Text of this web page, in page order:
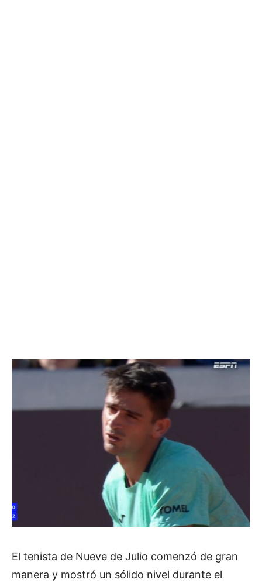
El tenista de Nueve de Julio comenzó de gran
manera y mostró un sólido nivel durante el